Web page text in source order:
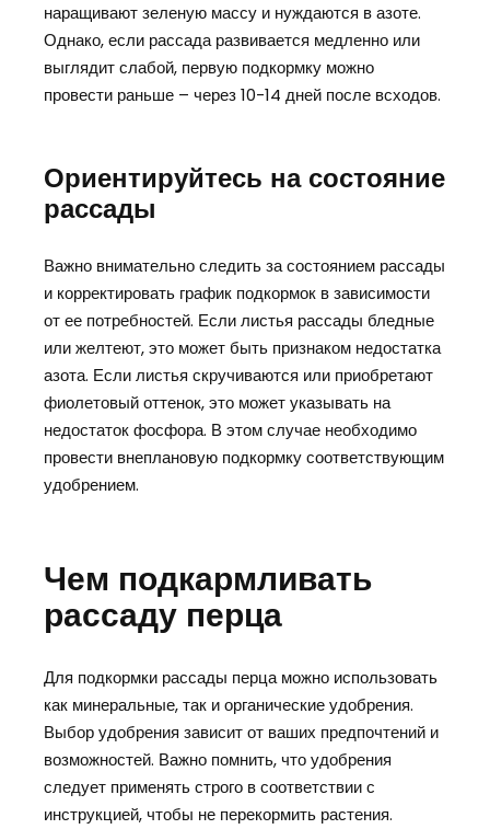
наращивают зеленую массу и нуждаются в азоте.
Однако, если рассада развивается медленно или
выглядит слабой, первую подкормку можно
провести раньше – через 10-14 дней после всходов.
Ориентируйтесь на состояние
рассады
Важно внимательно следить за состоянием рассады
и корректировать график подкормок в зависимости
от ее потребностей. Если листья рассады бледные
или желтеют, это может быть признаком недостатка
азота. Если листья скручиваются или приобретают
фиолетовый оттенок, это может указывать на
недостаток фосфора. В этом случае необходимо
провести внеплановую подкормку соответствующим
удобрением.
Чем подкармливать
рассаду перца
Для подкормки рассады перца можно использовать
как минеральные, так и органические удобрения.
Выбор удобрения зависит от ваших предпочтений и
возможностей. Важно помнить, что удобрения
следует применять строго в соответствии с
инструкцией, чтобы не перекормить растения.